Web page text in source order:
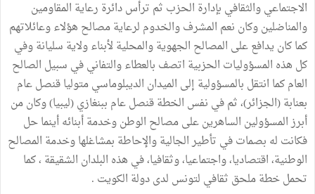
الاجتماعي والثقافي بإدارة الحزب ثم ترأس دائرة رعاية المقاومين
والمناضلين وكان نعم المشرف والخدوم لرعاية مصالح هؤلاء وعائلاتهم
كما كان يدافع على المصالح الجهوية والمحلية لأبناء ولاية سليانة وفي
كل هذه المسؤوليات الحزبية اتصف بالعطاء والتفاني في سبيل الصالح
العام كما انتقل بالمسؤولية إلى الميدان الديبلوماسي متوليا قنصل عام
بعنابة (الجزائر)، ثم في نفس الخطة قنصل عام ببنغازي (ليبيا) وكان من
أبرز المسؤولين الساهرين على مصالح الوطن وخدمة أبنائه أينما حل
فكانت له بصمات في تأطير الجالية والإحاطة بمشاغلها وخدمة المصالح
الوطنية، اقتصاديا، واجتماعيا، وثقافيا، في هذه البلدان الشقيقة ، كما
تحمل خطة ملحق ثقافي لتونس لدى دولة الكويت .